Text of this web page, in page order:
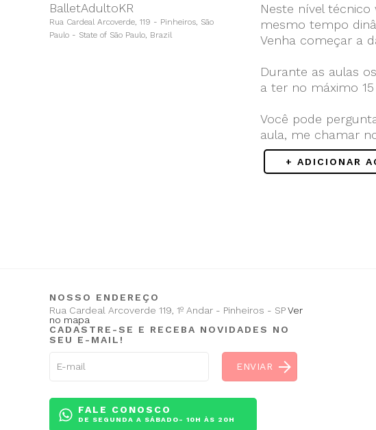
BalletAdultoKR
Rua Cardeal Arcoverde, 119 - Pinheiros, São
Paulo - State of São Paulo, Brazil
Neste nível
mesmo tempo
Venha começar a
Durante as aulas
a ter no máximo
Você pode
aula, me chamar
+ ADICIONAR
NOSSO ENDEREÇO
Rua Cardeal Arcoverde 119, 1º Andar - Pinheiros - SPVer
no mapa
CADASTRE-SE E RECEBA NOVIDADES NO
SEU E-MAIL!
FALE CONOSCO
DE SEGUNDA A SÁBADO- 10H ÀS 20H